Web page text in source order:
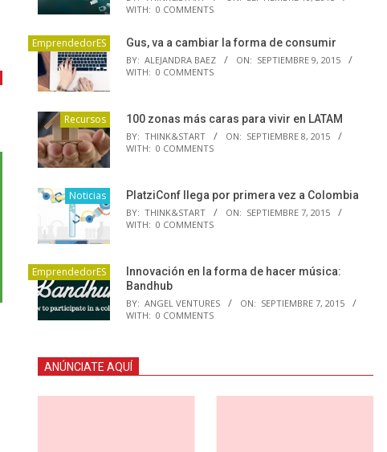
WITH: 0 COMMENTS
EmprendedorES Gus, va a cambiar la forma de consumir
BY: ALEJANDRA BAEZ ON: SEPTIEMBRE 9, 2015
WITH: 0 COMMENTS
Recursos 100 zonas más caras para vivir en LATAM
BY: THINK&START ON: SEPTIEMBRE 8, 2015
WITH: 0 COMMENTS
Noticias PlatziConf llega por primera vez a Colombia
BY: THINK&START ON: SEPTIEMBRE 7, 2015
WITH: 0 COMMENTS
EmprendedorES
Innovación en la forma de hacer música:
Bandhub
BY: ANGEL VENTURES ON: SEPTIEMBRE 7, 2015
WITH: 0 COMMENTS
ANÚNCIATE AQUÍ